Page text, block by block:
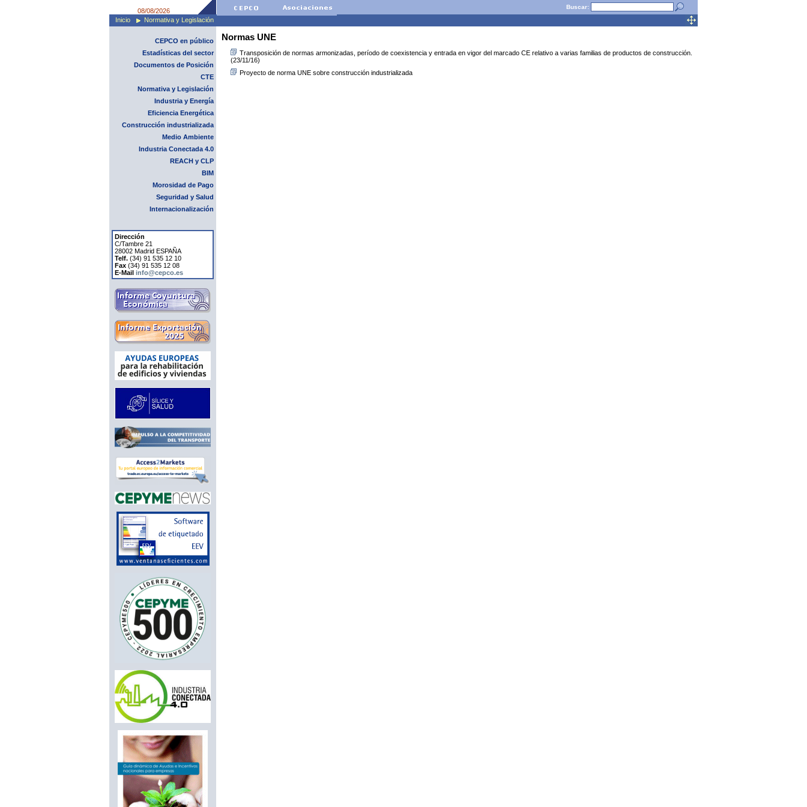
08/08/2026
Buscar:
Inicio Normativa y Legislación
CEPCO en público
Estadísticas del sector
Documentos de Posición
CTE
Normativa y Legislación
Industria y Energía
Eficiencia Energética
Construcción industrializada
Medio Ambiente
Industria Conectada 4.0
REACH y CLP
BIM
Morosidad de Pago
Seguridad y Salud
Internacionalización
Dirección
C/Tambre 21
28002 Madrid ESPAÑA
Telf. (34) 91 535 12 10
Fax (34) 91 535 12 08
E-Mail info@cepco.es
Normas UNE
Transposición de normas armonizadas, período de coexistencia y entrada en vigor del marcado CE relativo a varias familias de productos de construcción.
(23/11/16)
Proyecto de norma UNE sobre construcción industrializada